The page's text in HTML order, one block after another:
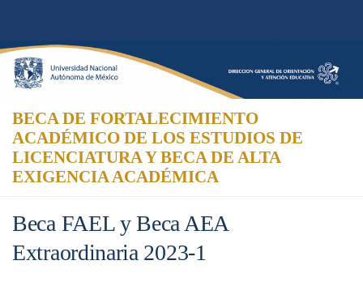
BECA DE FORTALECIMIENTO
ACADÉMICO DE LOS ESTUDIOS DE
LICENCIATURA Y BECA DE ALTA
EXIGENCIA ACADÉMICA
Beca FAEL y Beca AEA
Extraordinaria 2023-1